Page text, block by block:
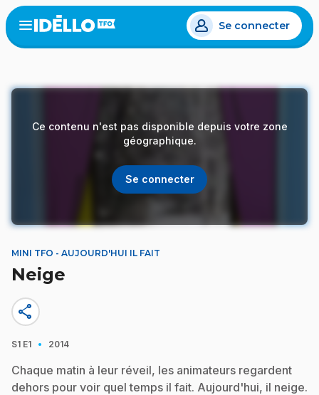
Aller
au
contenu
Open
menu
Se connecter
Ce contenu n'est pas disponible depuis votre zone
géographique.
Se connecter
MINI TFO - AUJOURD'HUI IL FAIT
Neige
share
S1 E1 · 2014
Chaque matin à leur réveil, les animateurs regardent
dehors pour voir quel temps il fait. Aujourd'hui, il neige.